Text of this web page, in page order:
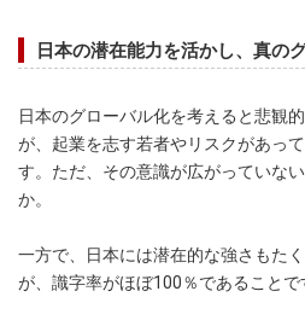
日本の潜在能力を活かし、真の
日本のグローバル化を考えると悲観
が、起業を志す若者やリスクがあっ
す。ただ、その意識が広がっていな
か。
一方で、日本には潜在的な強さもた
が、識字率がほぼ100％であることで